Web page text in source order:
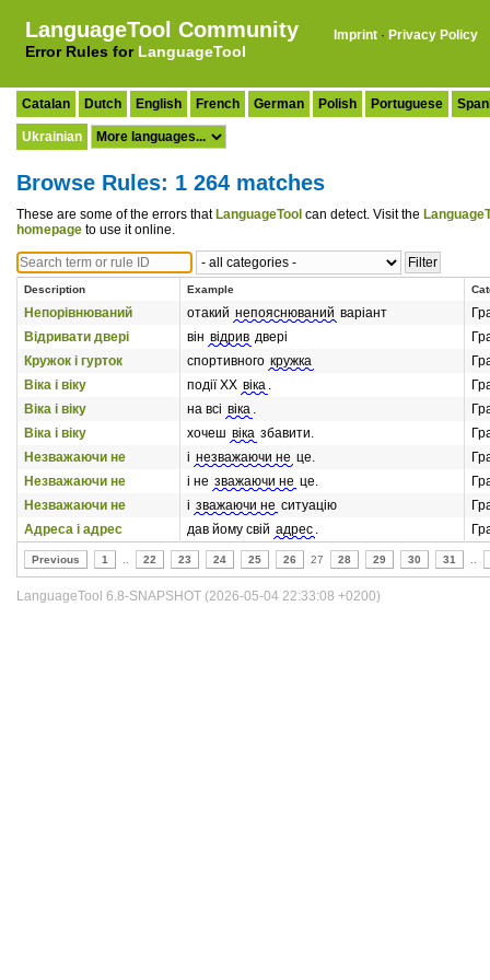
LanguageTool Community
Error Rules for LanguageTool
Imprint · Privacy Policy
Catalan Dutch English French German Polish Portuguese
Ukrainian
Browse Rules: 1 264 matches
These are some of the errors that LanguageTool can detect. Visit the
homepage to use it online.
Description Example
Непорівнюваний отакий непояснюваний варіант
Відривати двері
він відрив двері
Кружок і гурток
спортивного кружка
Віка і віку
події ХХ віка .
Віка і віку
на всі віка .
Віка і віку
хочеш віка збавити.
Незважаючи не
і незважаючи не це.
Незважаючи не
і не зважаючи не це.
Незважаючи не
і зважаючи не ситуацію
Адреса і адрес
дав йому свій адрес .
Previous 1 22 23 24 25 26 27 28 29 30 31
LanguageTool 6.8-SNAPSHOT (2026-05-04 22:33:08 +0200)